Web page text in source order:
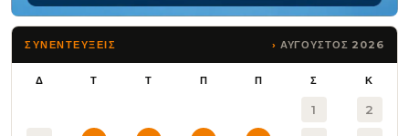
ΣΥΝΕΝΤΕΥΞΕΙΣ ΑΥΓΟΥΣΤΟΣ 2026
Δ Τ Τ Π Π Σ Κ
1 2